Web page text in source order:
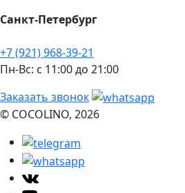
Санкт-Петербург
+7 (921) 968-39-21
Пн-Вс: c 11:00 до 21:00
Заказать звонок
© COCOLINO, 2026